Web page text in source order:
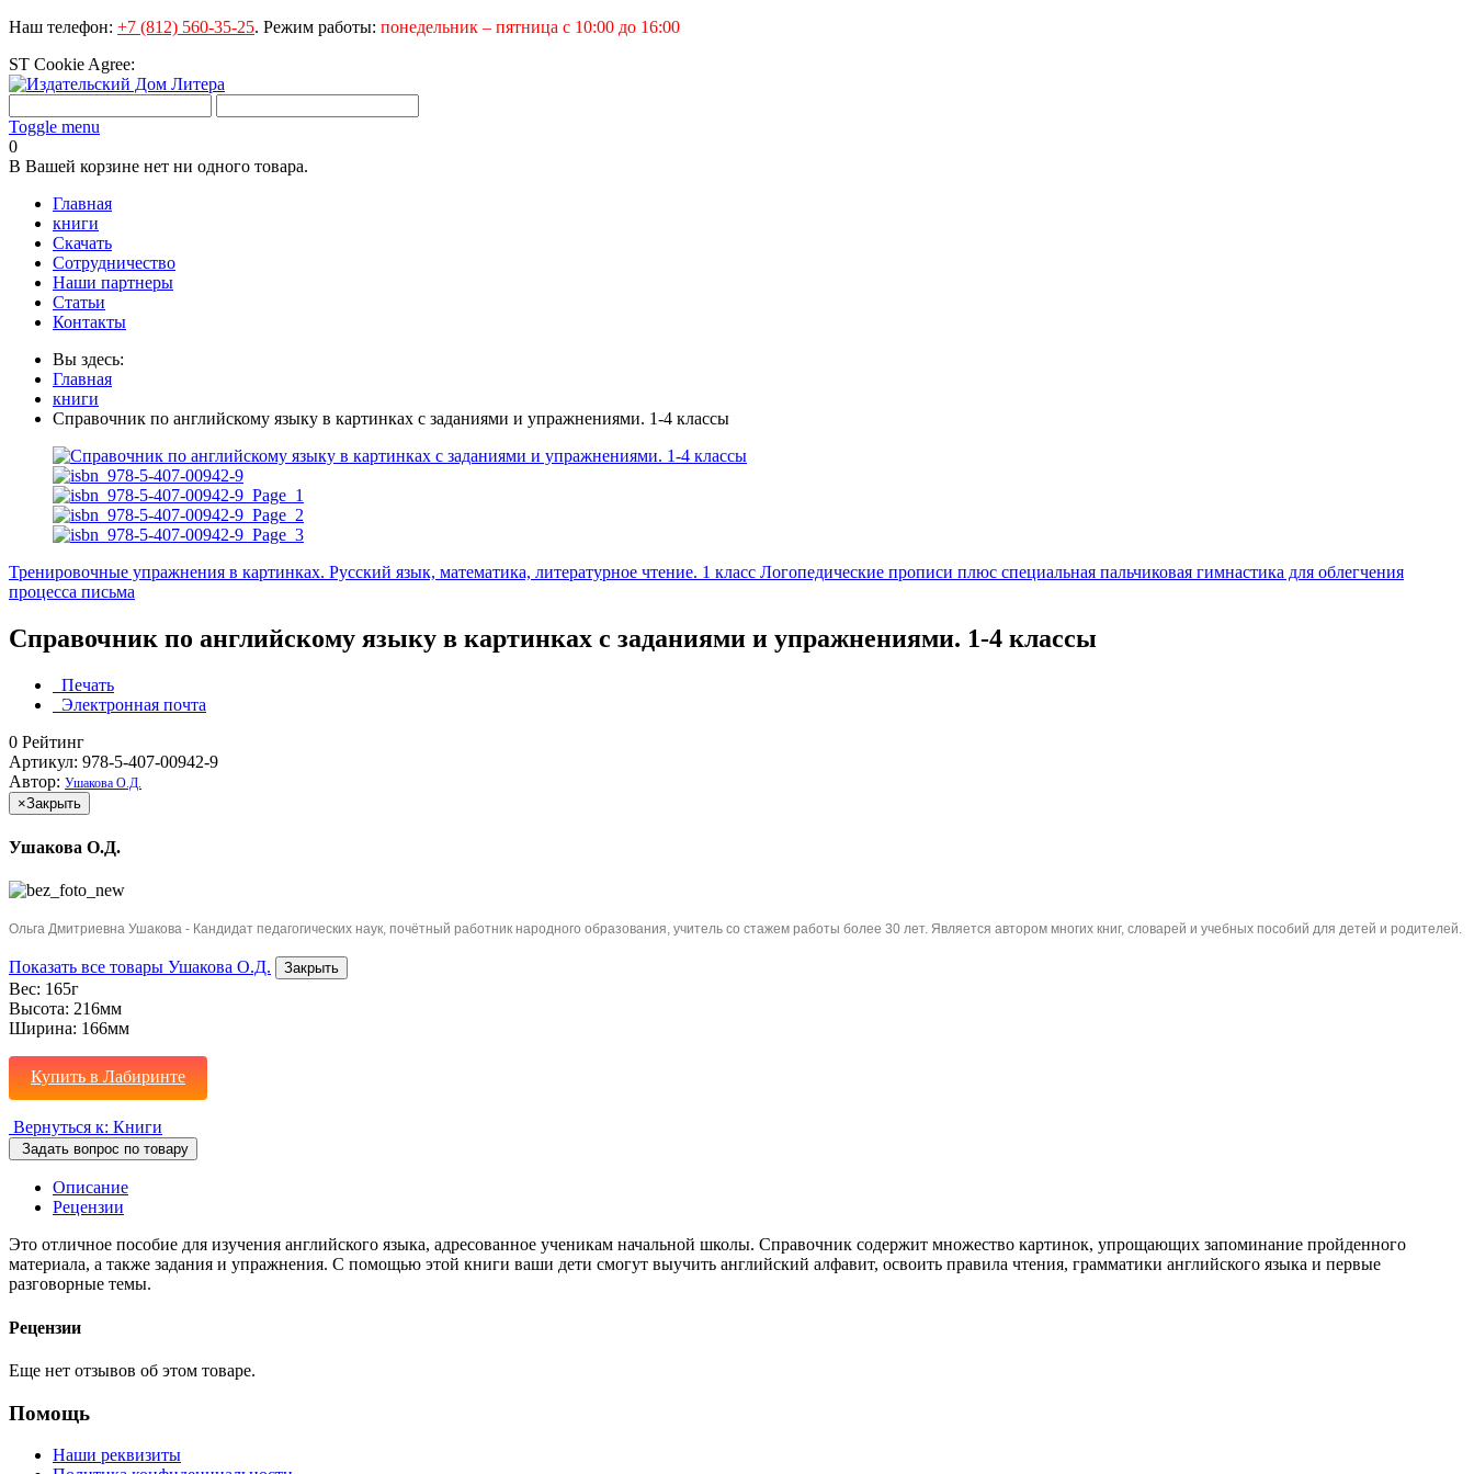
Наш телефон: +7 (812) 560-35-25. Режим работы: понедельник – пятница с 10:00 до 16:00
ST Cookie Agree:
Toggle menu
0
В Вашей корзине нет ни одного товара.
Главная
книги
Скачать
Сотрудничество
Наши партнеры
Статьи
Контакты
Вы здесь:
Главная
книги
Справочник по английскому языку в картинках с заданиями и упражнениями. 1-4 классы
Тренировочные упражнения в картинках. Русский язык, математика, литературное чтение. 1 класс Логопедические прописи плюс специальная пальчиковая гимнастика для облегчения
процесса письма
Справочник по английскому языку в картинках с заданиями и упражнениями. 1-4 классы
Печать
Электронная почта
0 Рейтинг
Артикул: 978-5-407-00942-9
Автор: Ушакова О.Д.
×Закрыть
Ушакова О.Д.
Ольга Дмитриевна Ушакова - Кандидат педагогических наук, почётный работник народного образования, учитель со стажем работы более 30 лет. Является автором многих книг, словарей и учебных пособий для детей и родителей.
Показать все товары Ушакова О.Д. Закрыть
Вес: 165г
Высота: 216мм
Ширина: 166мм
Купить в Лабиринте
Вернуться к: Книги
Задать вопрос по товару
Описание
Рецензии
Это отличное пособие для изучения английского языка, адресованное ученикам начальной школы. Справочник содержит множество картинок, упрощающих запоминание пройденного
материала, а также задания и упражнения. С помощью этой книги ваши дети смогут выучить английский алфавит, освоить правила чтения, грамматики английского языка и первые
разговорные темы.
Рецензии
Еще нет отзывов об этом товаре.
Помощь
Наши реквизиты